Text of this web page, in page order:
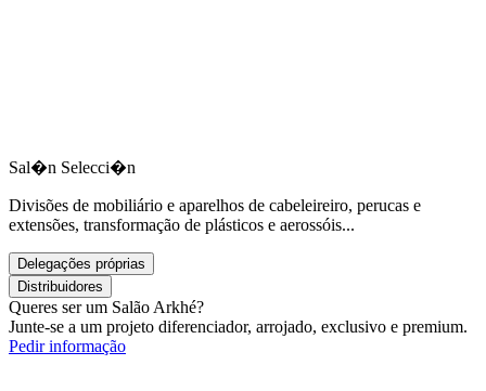
Sal�n Selecci�n
Divisões de mobiliário e aparelhos de cabeleireiro, perucas e
extensões, transformação de plásticos e aerossóis...
Delegações próprias
Distribuidores
Queres ser um Salão Arkhé?
Junte-se a um projeto diferenciador, arrojado, exclusivo e premium.
Pedir informação